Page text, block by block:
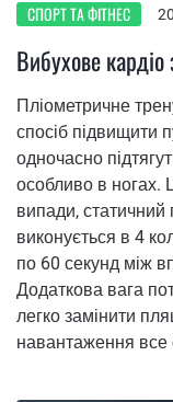
СПОРТ ТА ФІТНЕС
Вибухове
Пліометричне
спосіб підвищити
одночасно
особливо в ногах.
випади, статичний
виконується в 4
по 60 секунд між
Додаткова вага
легко замінити
навантаження все